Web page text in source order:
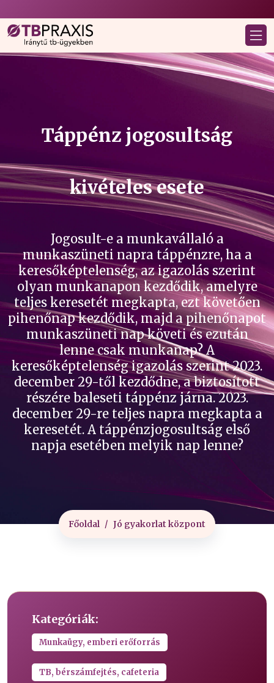
Táppénz jogosultság
kivételes esete
Jogosult-e a munkavállaló a
munkaszüneti napra táppénzre, ha a
keresőképtelenség, az igazolás szerint
olyan munkanapon kezdődik, amelyre
teljes keresetét megkapta, ezt követően
pihenőnap kezdődik, majd a pihenőnapot
munkaszüneti nap követi és ezután
lenne csak munkanap? A
keresőképtelenség igazolás szerint 2023.
december 29-től kezdődne, a biztosított
részére baleseti táppénz járna. 2023.
december 29-re teljes napra megkapta a
keresetét. A táppénzjogosultság első
napja esetében melyik nap lenne?
Főoldal Jó gyakorlat központ
Kategóriák:
Munkaügy, emberi erőforrás
TB, bérszámfejtés, cafeteria